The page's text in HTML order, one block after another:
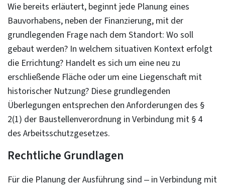
Wie bereits erläutert, beginnt jede Planung eines
Bauvorhabens, neben der Finanzierung, mit der
grundlegenden Frage nach dem Standort: Wo soll
gebaut werden? In welchem situativen Kontext erfolgt
die Errichtung? Handelt es sich um eine neu zu
erschließende Fläche oder um eine Liegenschaft mit
historischer Nutzung? Diese grundlegenden
Überlegungen entsprechen den Anforderungen des §
2(1) der Baustellenverordnung in Verbindung mit § 4
des Arbeitsschutzgesetzes.
Rechtliche Grundlagen
Für die Planung der Ausführung sind – in Verbindung mit